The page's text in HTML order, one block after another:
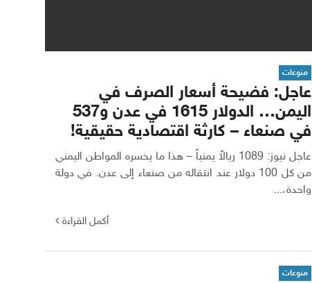
منوعات
عاجل: فضيحة أسعار الصرف في
اليمن… الدولار 1615 في عدن و537
في صنعاء – كارثة اقتصادية حقيقية!
عاجل نيوز: 1089 ريالاً يمنياً – هذا ما يخسره المواطن اليمني
من كل 100 دولار عند انتقاله من صنعاء إلى عدن. في دولة
واحدة،...
أكمل القراءة
منوعات